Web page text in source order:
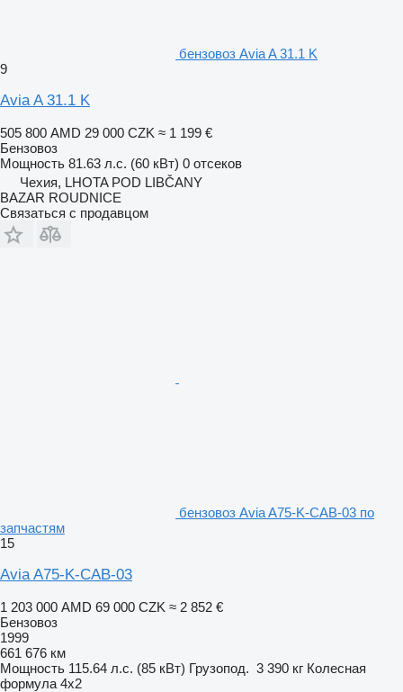
бензовоз Avia A 31.1 K
9
Avia A 31.1 K
505 800 AMD 29 000 CZK ≈ 1 199 €
Бензовоз
Мощность 81.63 л.с. (60 кВт) 0 отсеков
Чехия, LHOTA POD LIBČANY
BAZAR ROUDNICE
Связаться с продавцом
бензовоз Avia A75-K-CAB-03 по
запчастям
15
Avia A75-K-CAB-03
1 203 000 AMD 69 000 CZK ≈ 2 852 €
Бензовоз
1999
661 676 км
Мощность 115.64 л.с. (85 кВт) Грузопод. 3 390 кг Колесная
формула 4x2